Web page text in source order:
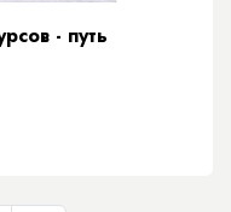
- путь